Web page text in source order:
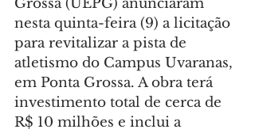
Grossa (UEPG) anunciaram
nesta quinta-feira (9) a licitação
para revitalizar a pista de
atletismo do Campus Uvaranas,
em Ponta Grossa. A obra terá
investimento total de cerca de
R$ 10 milhões e inclui a